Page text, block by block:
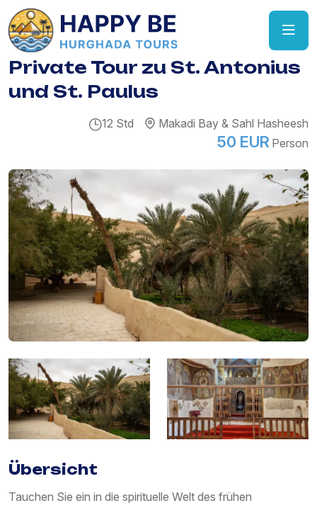
Private Tour zu St. Antonius
und St. Paulus
12 Std Makadi Bay & Sahl Hasheesh
50 EUR Person
Übersicht
Tauchen Sie ein in die spirituelle Welt des frühen